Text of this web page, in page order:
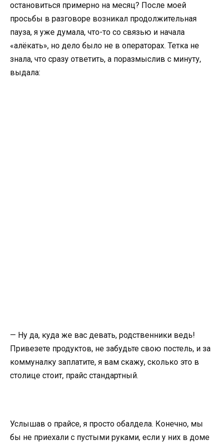
остановиться примерно на месяц? После моей
просьбы в разговоре возникал продолжительная
пауза, я уже думала, что-то со связью и начала
«алёкать», но дело было не в операторах. Тетка не
знала, что сразу ответить, а поразмыслив с минуту,
выдала:
— Ну да, куда же вас девать, родственники ведь!
Привезете продуктов, не забудьте свою постель, и за
коммуналку заплатите, я вам скажу, сколько это в
столице стоит, прайс стандартный.
Услышав о прайсе, я просто обалдела. Конечно, мы
бы не приехали с пустыми руками, если у них в доме